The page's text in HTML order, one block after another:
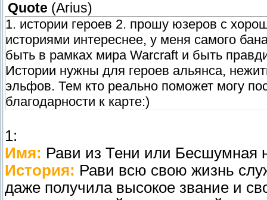
Quote (Arius)
1. истории героев 2. прошу юзеров с
историями интереснее, у меня самого
быть в рамках мира Warcraft и быть
Истории нужны для героев альянса,
эльфов. Тем кто реально поможет могу
благодарности к карте:)
1:
Имя: Рави из Тени или Бесшумная
История: Рави всю свою жизнь
даже получила высокое звание и